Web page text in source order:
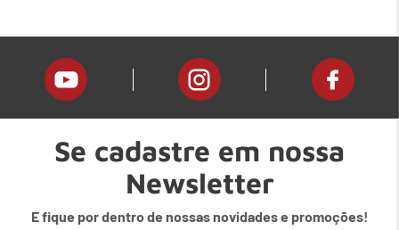
Se cadastre em nossa
Newsletter
E fique por dentro de nossas novidades e promoções!